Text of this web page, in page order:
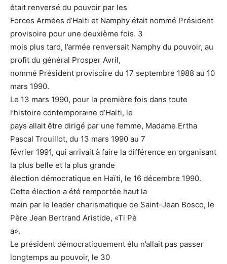
était renversé du pouvoir par les
Forces Armées d’Haïti et Namphy était nommé Président
provisoire pour une deuxième fois. 3
mois plus tard, l’armée renversait Namphy du pouvoir, au
profit du général Prosper Avril,
nommé Président provisoire du 17 septembre 1988 au 10
mars 1990.
Le 13 mars 1990, pour la première fois dans toute
l’histoire contemporaine d’Haïti, le
pays allait être dirigé par une femme, Madame Ertha
Pascal Trouillot, du 13 mars 1990 au 7
février 1991, qui arrivait à faire la différence en organisant
la plus belle et la plus grande
élection démocratique en Haïti, le 16 décembre 1990.
Cette élection a été remportée haut la
main par le leader charismatique de Saint-Jean Bosco, le
Père Jean Bertrand Aristide, «Ti Pè
a».
Le président démocratiquement élu n’allait pas passer
longtemps au pouvoir, le 30